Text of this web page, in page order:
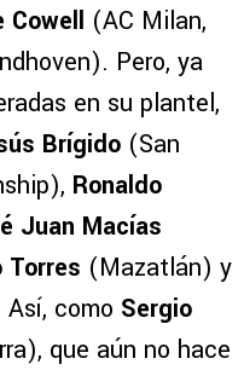
Cowell (AC Milan,
Pero, ya
en su plantel,
Brígido (San
Ronaldo
Juan Macías
Torres (Mazatlán) y
como Sergio
que aún no hace